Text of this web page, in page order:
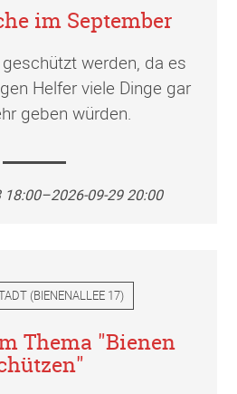
im September
werden, da es
Helfer viele Dinge gar
geben würden.
18:00–2026-09-29 20:00
(BIENENALLEE 17)
Thema "Bienen